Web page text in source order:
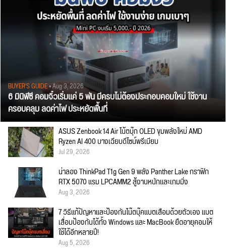
BUYER'S GUIDE• Aug 3, 2026
6 มินิพีซี คอมจิ๋วเริ่มแค่ 5 พัน มีครบไม่ต้องประกอบคอมใหม่ ใช้งาน
ครอบคลุม ลดค่าไฟ ประหยัดพื้นที่
ASUS Zenbook 14 Air โน้ตบุ๊ก OLED ขุมพลังใหม่ AMD
Ryzen AI 400 บางเฉียบดีไซน์พรีเมียม
Jul 29, 2026
น่าลอง ThinkPad T1g Gen 9 พลัง Panther Lake กราฟิก
RTX 5070 แรม LPCAMM2 สู้งานหนักและเกมมิ่ง
Aug 3, 2026
7 วิธีแก้ปัญหาและป้องกันโน๊ตบุ๊คแบตเสื่อมด้วยตัวเอง แบต
เสื่อมป้องกันได้ทั้ง Windows และ MacBook ยืดอายุคอมให้
ใช้ได้อีกหลายปี!
Aug 5, 2026